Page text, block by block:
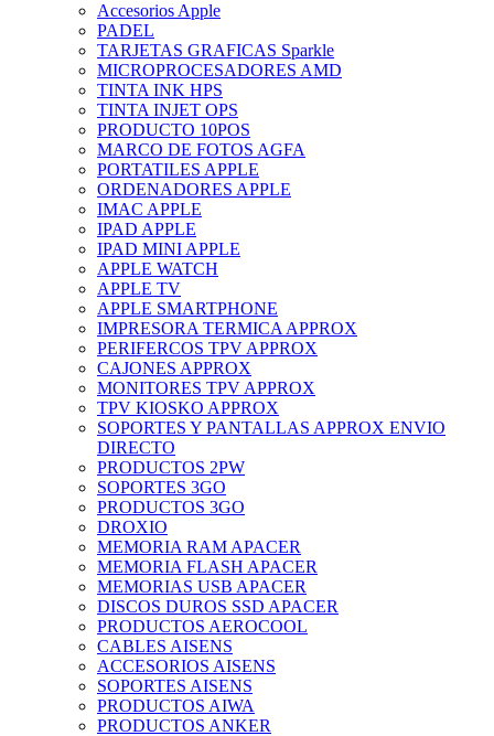
Accesorios Apple
PADEL
TARJETAS GRAFICAS Sparkle
MICROPROCESADORES AMD
TINTA INK HPS
TINTA INJET OPS
PRODUCTO 10POS
MARCO DE FOTOS AGFA
PORTATILES APPLE
ORDENADORES APPLE
IMAC APPLE
IPAD APPLE
IPAD MINI APPLE
APPLE WATCH
APPLE TV
APPLE SMARTPHONE
IMPRESORA TERMICA APPROX
PERIFERCOS TPV APPROX
CAJONES APPROX
MONITORES TPV APPROX
TPV KIOSKO APPROX
SOPORTES Y PANTALLAS APPROX ENVIO
DIRECTO
PRODUCTOS 2PW
SOPORTES 3GO
PRODUCTOS 3GO
DROXIO
MEMORIA RAM APACER
MEMORIA FLASH APACER
MEMORIAS USB APACER
DISCOS DUROS SSD APACER
PRODUCTOS AEROCOOL
CABLES AISENS
ACCESORIOS AISENS
SOPORTES AISENS
PRODUCTOS AIWA
PRODUCTOS ANKER